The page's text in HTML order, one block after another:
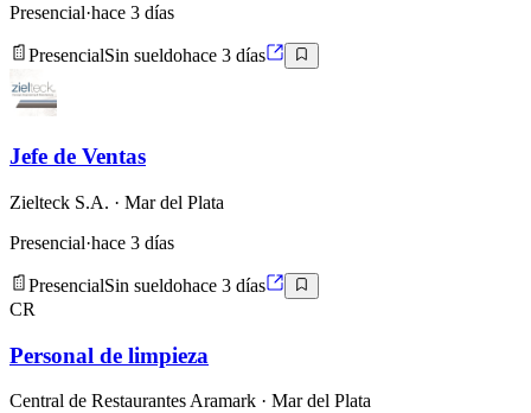
Presencial·hace 3 días
PresencialSin sueldohace 3 días
Jefe de Ventas
Zielteck S.A. · Mar del Plata
Presencial·hace 3 días
PresencialSin sueldohace 3 días
CR
Personal de limpieza
Central de Restaurantes Aramark · Mar del Plata